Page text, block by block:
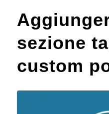
sezione
custom